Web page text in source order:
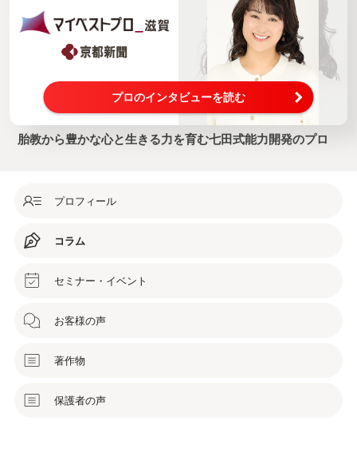
プロのインタビューを読む
胎教から豊かな心と生きる力を育む七田式能力開発のプロ
プロフィール
コラム
セミナー・イベント
お客様の声
著作物
保護者の声